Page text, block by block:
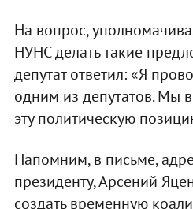
На вопрос,
НУНС делать такие
депутат ответил: «Я
одним из депутатов. Мы
эту политическую
Напомним, в письме,
президенту, Арсений
создать временную